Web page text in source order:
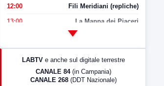
12:00 Fili Meridiani (repliche)
13:00 La Mappa dei Piaceri
LabNews (Diretta)
LABTV e anche sul digitale terrestre
CANALE 84 (in Campania)
CANALE 268 (DDT Nazionale)